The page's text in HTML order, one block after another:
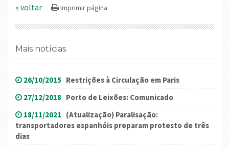
« voltar
Mais notícias
26/10/2015 Restrições à Circulação em Paris
27/12/2018 Porto de Leixões: Comunicado
18/11/2021 (Atualização) Paralisação:
transportadores espanhóis preparam protesto de três
dias